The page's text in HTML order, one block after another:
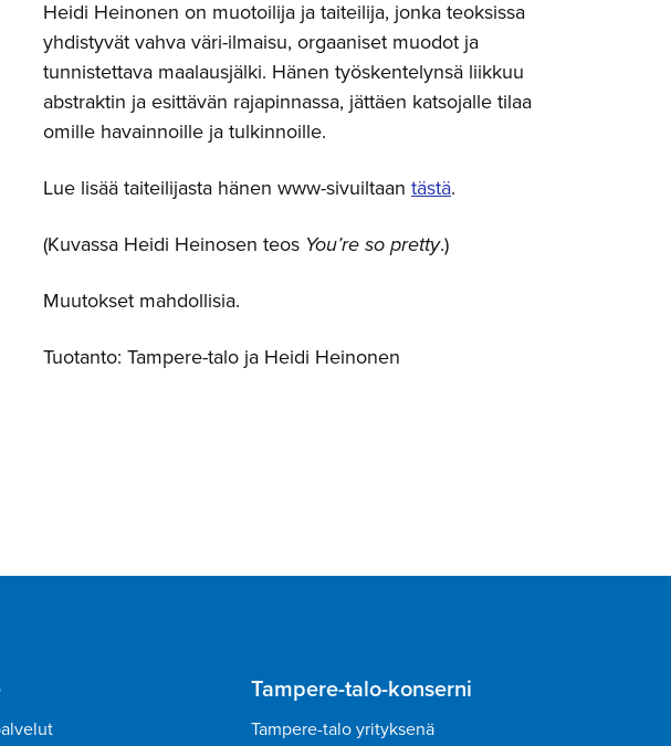
Heidi Heinonen on muotoilija ja taiteilija, jonka teoksissa
yhdistyvät vahva väri-ilmaisu, orgaaniset muodot ja
tunnistettava maalausjälki. Hänen työskentelynsä liikkuu
abstraktin ja esittävän rajapinnassa, jättäen katsojalle tilaa
omille havainnoille ja tulkinnoille.
Lue lisää taiteilijasta hänen www-sivuiltaan tästä.
(Kuvassa Heidi Heinosen teos You’re so pretty.)
Muutokset mahdollisia.
Tuotanto: Tampere-talo ja Heidi Heinonen
Tampere-talo-konserni
Tampere-talo yrityksenä